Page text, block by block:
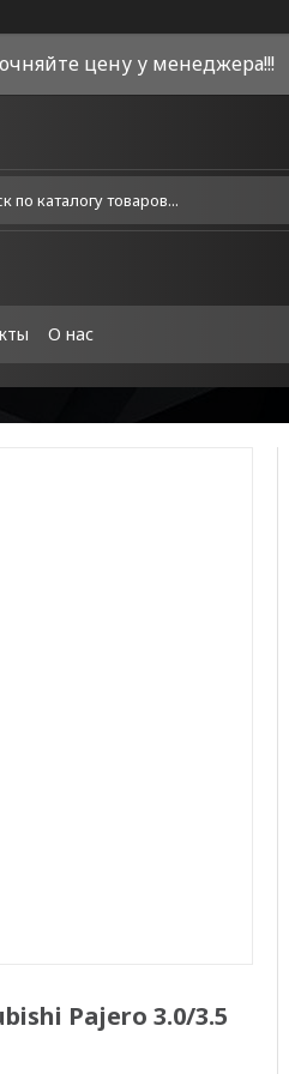
цену у менеджера!!!
О нас
Pajero 3.0/3.5